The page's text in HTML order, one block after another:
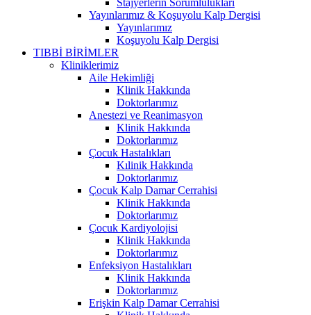
Yayınlarımız & Koşuyolu Kalp Dergisi
Yayınlarımız
Koşuyolu Kalp Dergisi
TIBBİ BİRİMLER
Kliniklerimiz
Aile Hekimliği
Klinik Hakkında
Doktorlarımız
Anestezi ve Reanimasyon
Klinik Hakkında
Doktorlarımız
Çocuk Hastalıkları
Kılinik Hakkında
Doktorlarımız
Çocuk Kalp Damar Cerrahisi
Klinik Hakkında
Doktorlarımız
Çocuk Kardiyolojisi
Klinik Hakkında
Doktorlarımız
Enfeksiyon Hastalıkları
Klinik Hakkında
Doktorlarımız
Erişkin Kalp Damar Cerrahisi